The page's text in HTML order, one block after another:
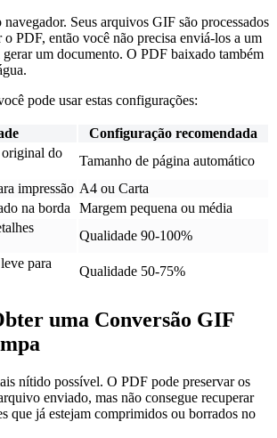
Seus arquivos GIF são processados
o PDF, então você não precisa enviá-los a um
gerar um documento. O PDF baixado também
pode usar estas configurações:
Configuração recomendada
do
Tamanho de página automático
impressão A4 ou Carta
na borda
Margem pequena ou média
Qualidade 90-100%
para
Qualidade 50-75%
uma Conversão GIF
nítido possível. O PDF pode preservar os
enviado, mas não consegue recuperar
que já estejam comprimidos ou borrados no